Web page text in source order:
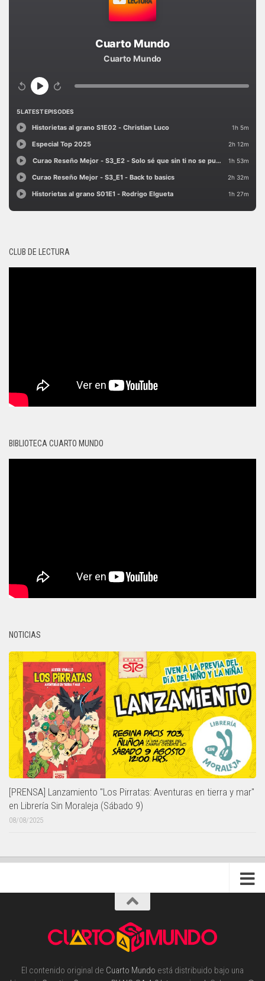
CLUB DE LECTURA
BIBLIOTECA CUARTO MUNDO
NOTICIAS
[PRENSA] Lanzamiento "Los Pirratas: Aventuras en tierra y mar"
en Librería Sin Moraleja (Sábado 9)
08/08/2025
El contenido original de Cuarto Mundo está distribuido bajo una